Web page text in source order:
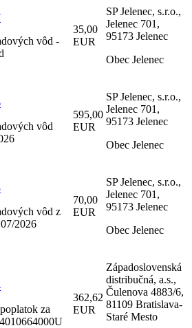
vôd -
35,00
EUR
SP Jelenec, s.r.o.,
Jelenec 701,
95173 Jelenec
Obec Jelenec
vôd
595,00
EUR
SP Jelenec, s.r.o.,
Jelenec 701,
95173 Jelenec
Obec Jelenec
vôd z
2026
70,00
EUR
SP Jelenec, s.r.o.,
Jelenec 701,
95173 Jelenec
Obec Jelenec
za
362,62
EUR
Západoslovenská
distribučná, a.s.,
Čulenova 4883/6,
81109 Bratislava-
Staré Mesto